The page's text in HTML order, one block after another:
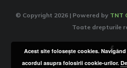
© Copyright 2026 | Powered by TNT
Toate drepturile
Acest site foloseşte cookies.
acordul asupra folosirii cookie-urilor.